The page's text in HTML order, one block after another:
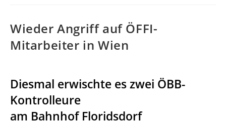
Wieder Angriff auf ÖFFI-
Mitarbeiter in Wien
Diesmal erwischte es zwei ÖBB-
Kontrolleure
am Bahnhof Floridsdorf